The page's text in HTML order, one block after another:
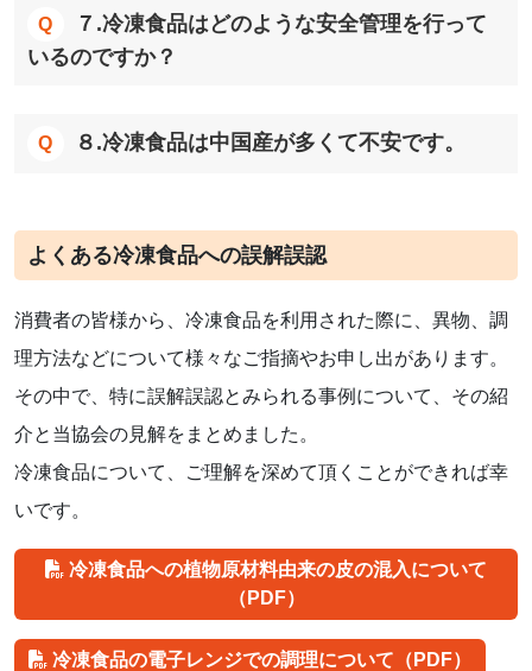
７.冷凍食品はどのような安全管理を行って
いるのですか？
８.冷凍食品は中国産が多くて不安です。
よくある冷凍食品への誤解誤認
消費者の皆様から、冷凍食品を利用された際に、異物、調
理方法などについて様々なご指摘やお申し出があります。
その中で、特に誤解誤認とみられる事例について、その紹
介と当協会の見解をまとめました。
冷凍食品について、ご理解を深めて頂くことができれば幸
いです。
冷凍食品への植物原材料由来の皮の混入について
（PDF）
冷凍食品の電子レンジでの調理について（PDF）